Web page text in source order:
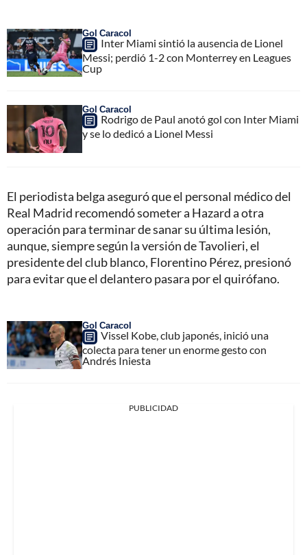
Gol Caracol
Inter Miami sintió la ausencia de Lionel
Messi; perdió 1-2 con Monterrey en Leagues
Cup
Gol Caracol
Rodrigo de Paul anotó gol con Inter Miami
y se lo dedicó a Lionel Messi
El periodista belga aseguró que el personal médico del
Real Madrid recomendó someter a Hazard a otra
operación para terminar de sanar su última lesión,
aunque, siempre según la versión de Tavolieri, el
presidente del club blanco, Florentino Pérez, presionó
para evitar que el delantero pasara por el quirófano.
Gol Caracol
Vissel Kobe, club japonés, inició una
colecta para tener un enorme gesto con
Andrés Iniesta
PUBLICIDAD